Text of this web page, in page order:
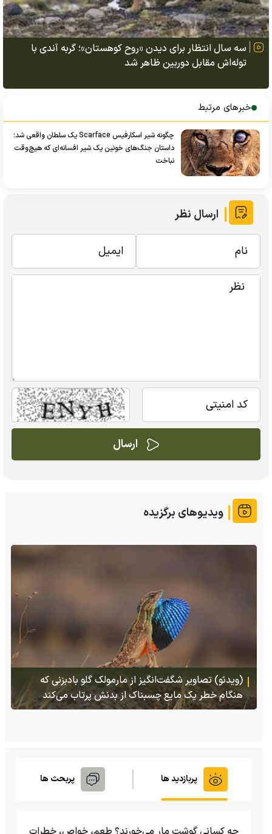
سه سال انتظار برای دیدن «روح کوهستان»؛ گربه آندی با
توله‌اش مقابل دوربین ظاهر شد
خبرهای مرتبط
چگونه شیر اسکارفیس Scarface یک سلطان واقعی شد؛
داستان جنگ‌های خونین یک شیر افسانه‌ای که هیچ‌وقت
نباخت
ارسال نظر
ویدیوهای برگزیده
(ویدئو) تصاویر شگفت‌انگیز از مارمولک گلو بادبزنی که
هنگام خطر یک مایع چسبناک از بدنش پرتاب می‌کند
پربازدید ها پربحث ها